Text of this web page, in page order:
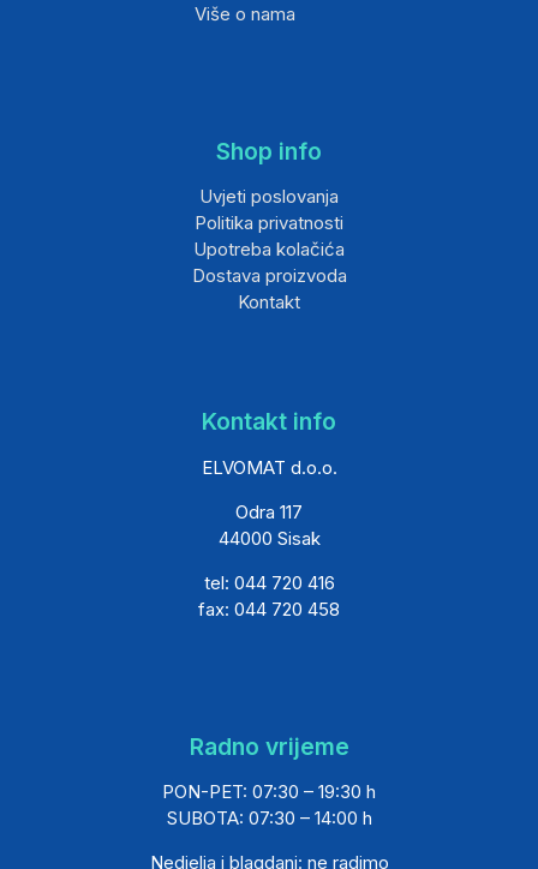
Više o nama
Shop info
Uvjeti poslovanja
Politika privatnosti
Upotreba kolačića
Dostava proizvoda
Kontakt
Kontakt info
ELVOMAT d.o.o.
Odra 117
44000 Sisak
tel: 044 720 416
fax: 044 720 458
Radno vrijeme
PON-PET: 07:30 – 19:30 h
SUBOTA: 07:30 – 14:00 h
Nedjelja i blagdani: ne radimo